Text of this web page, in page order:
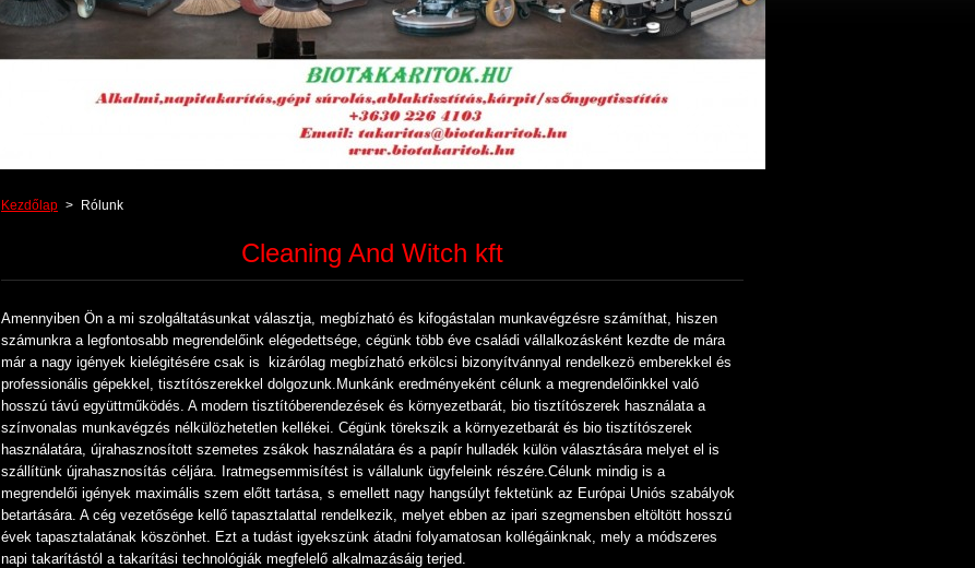
Kezdőlap > Rólunk
Cleaning And Witch kft
Amennyiben Ön a mi szolgáltatásunkat választja, megbízható és kifogástalan munkavégzésre számíthat, hiszen
számunkra a legfontosabb megrendelőink elégedettsége, cégünk több éve családi vállalkozásként kezdte de mára
már a nagy igények kielégitésére csak is kizárólag megbízható erkölcsi bizonyítvánnyal rendelkezö emberekkel és
professionális gépekkel, tisztítószerekkel dolgozunk.Munkánk eredményeként célunk a megrendelőinkkel való
hosszú távú együttműködés. A modern tisztítóberendezések és környezetbarát, bio tisztítószerek használata a
színvonalas munkavégzés nélkülözhetetlen kellékei. Cégünk törekszik a környezetbarát és bio tisztítószerek
használatára, újrahasznosított szemetes zsákok használatára és a papír hulladék külön választására melyet el is
szállítünk újrahasznosítás céljára. Iratmegsemmisítést is vállalunk ügyfeleink részére.Célunk mindig is a
megrendelői igények maximális szem előtt tartása, s emellett nagy hangsúlyt fektetünk az Európai Uniós szabályok
betartására. A cég vezetősége kellő tapasztalattal rendelkezik, melyet ebben az ipari szegmensben eltöltött hosszú
évek tapasztalatának köszönhet. Ezt a tudást igyekszünk átadni folyamatosan kollégáinknak, mely a módszeres
napi takarítástól a takarítási technológiák megfelelő alkalmazásáig terjed.